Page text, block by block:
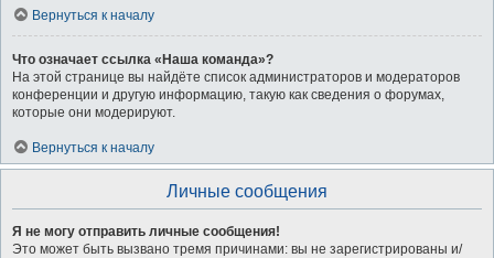
Вернуться к началу
Что означает ссылка «Наша команда»?
На этой странице вы найдёте список администраторов и модераторов
конференции и другую информацию, такую как сведения о форумах,
которые они модерируют.
Вернуться к началу
Личные сообщения
Я не могу отправить личные сообщения!
Это может быть вызвано тремя причинами: вы не зарегистрированы и/